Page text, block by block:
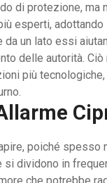
di protezione,
esperti,
da un lato essi
delle autorità.
più
poiché
si dividono in